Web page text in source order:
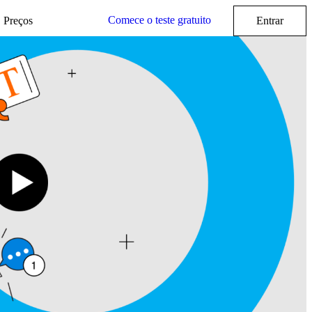
Preços Comece o teste gratuito Entrar